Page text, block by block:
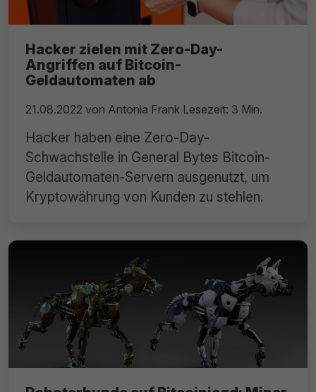
Hacker zielen mit Zero-Day-
Angriffen auf Bitcoin-
Geldautomaten ab
21.08.2022 von Antonia Frank Lesezeit: 3 Min.
Hacker haben eine Zero-Day-
Schwachstelle in General Bytes Bitcoin-
Geldautomaten-Servern ausgenutzt, um
Kryptowährung von Kunden zu stehlen.